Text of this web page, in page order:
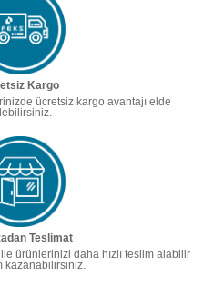
Kargo
ücretsiz kargo avantajı elde
Teslimat
ürünlerinizi daha hızlı teslim alabilir
kazanabilirsiniz.